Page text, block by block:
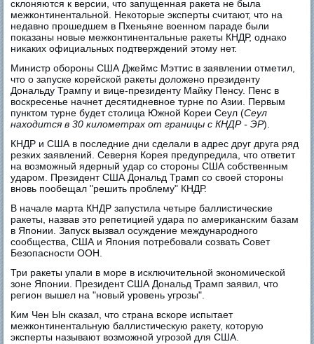
склоняются к версии, что запущенная ракета не была
межконтинентальной. Некоторые эксперты считают, что на
недавно прошедшем в Пхеньяне военном параде были
показаны новые межконтинентальные ракеты КНДР, однако
никаких официальных подтверждений этому нет.
Министр обороны США Джеймс Мэттис в заявлении отметил,
что о запуске корейской ракеты доложено президенту
Дональду Трампу и вице-президенту Майку Пенсу. Пенс в
воскресенье начнет десятидневное турне по Азии. Первым
пунктом турне будет столица Южной Кореи Сеул (Сеул
находится в 30 километрах от границы с КНДР - ЭР).
КНДР и США в последние дни сделали в адрес друг друга ряд
резких заявлений. Северня Корея предупредила, что ответит
на возможный ядерный удар со стороны США собственным
ударом. Президент США Дональд Трамп со своей стороны
вновь пообещал "решить проблему" КНДР.
В начале марта КНДР запустила четыре баллистические
ракеты, назвав это репетицией удара по американским базам
в Японии. Запуск вызвал осуждение международного
сообщества, США и Япония потребовали созвать Совет
Безопасности ООН.
Три ракеты упали в море в исключительной экономической
зоне Японии. Президент США Дональд Трамп заявил, что
регион вышел на "новый уровень угрозы".
Ким Чен Ын сказал, что страна вскоре испытает
межконтинентальную баллистическую ракету, которую
эксперты называют возможной угрозой для США.